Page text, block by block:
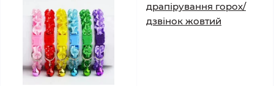
драпірування горох/
дзвінок жовтий